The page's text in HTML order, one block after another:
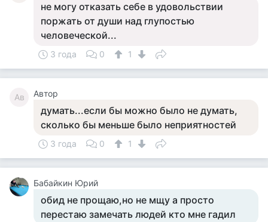
не могу отказать себе в удовольствии
поржать от души над глупостью
человеческой...
3 года 0 1
Ав Автор
думать...если бы можно было не думать,
сколько бы меньше было неприятностей
3 года 0 1
Бабайкин Юрий
обид не прощаю,но не мщу а просто
перестаю замечать людей кто мне гадил